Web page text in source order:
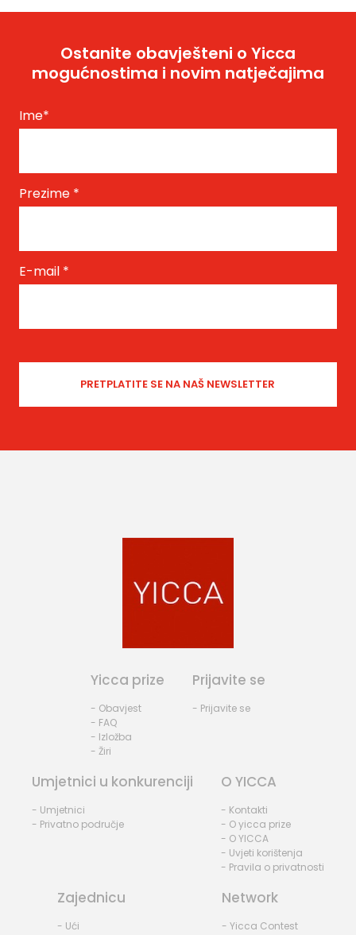
Ostanite obavješteni o Yicca
mogućnostima i novim natječajima
Ime*
Prezime *
E-mail *
Yicca prize
- Obavjest
- FAQ
- Izložba
- Žiri
Prijavite se
- Prijavite se
Umjetnici u konkurenciji
- Umjetnici
- Privatno područje
O YICCA
- Kontakti
- O yicca prize
- O YICCA
- Uvjeti korištenja
- Pravila o privatnosti
Zajednicu
- Ući
Network
- Yicca Contest